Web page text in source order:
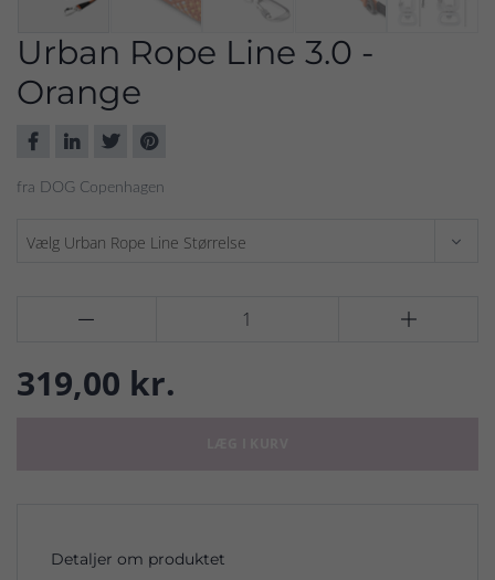
Urban Rope Line 3.0 -
Orange
fra DOG Copenhagen
 
319,00 kr.
Detaljer om produktet